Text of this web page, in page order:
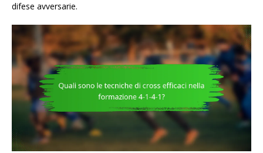
difese avversarie.